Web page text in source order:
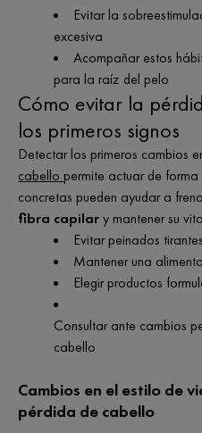
Evitar la
excesiva
Acompañar estos
para la raíz del pelo
Cómo evitar la
los primeros signos
Detectar los primeros cambios
cabello permite actuar de
concretas pueden ayudar a
fibra capilary mantener su
Evitar peinados
Mantener una
Elegir productos
Consultar ante cambios
cabello
Cambios en el estilo de
pérdida de cabello